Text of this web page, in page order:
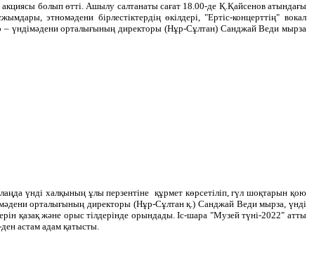
болып өтті. Ашылу салтанаты сағат 18.00-де Қ.Қайсенов атындағы
этномәдени бірлестіктердің өкілдері, "Ертіс-концерттің" вокал
– үндімәдени орталығының директоры (Нұр-Сұлтан) Санджай Веди мырза
үнді халқының ұлы перзентіне құрмет көрсетіліп, гүл шоқтарын қою
орталығының директоры (Нұр-Сұлтан қ.) Санджай Веди мырза, үнді
қазақ және орыс тілдерінде орындады. Іс-шара "Музей түні-2022" атты
астам адам қатысты.